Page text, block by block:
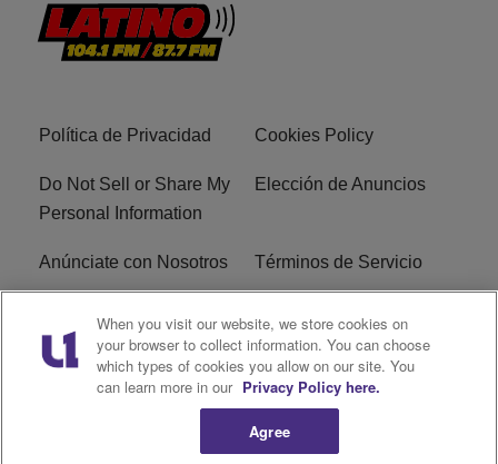
Política de Privacidad Cookies Policy
Do Not Sell or Share My
Personal Information
Elección de Anuncios
Anúnciate con Nosotros Términos de Servicio
FCC
Archivo Público de la
When you visit our website, we store cookies on
your browser to collect information. You can choose
which types of cookies you allow on our site. You
can learn more in our Privacy Policy here.
Agree